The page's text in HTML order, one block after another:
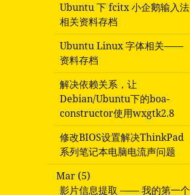
Ubuntu 下 fcitx 小企鹅输入法
相关资料存档
Ubuntu Linux 字体相关——
资料存档
解决依赖关系，让
Debian/Ubuntu下的boa-
constructor使用wxgtk2.8
修改BIOS设置解决ThinkPad
系列笔记本电脑电流声问题
Mar (5)
影片信息提取 —— 我的第一个